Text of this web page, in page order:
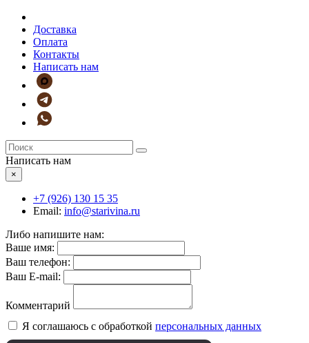
Доставка
Оплата
Контакты
Написать нам
Написать нам
×
+7 (926) 130 15 35
Email: info@starivina.ru
Либо напишите нам:
Ваше имя:
Ваш телефон:
Ваш E-mail:
Комментарий
Я соглашаюсь с обработкой персональных данных